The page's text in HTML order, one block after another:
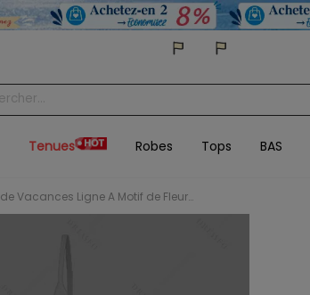
Tenues Robes Tops BAS
Mini Robe de Vacances Ligne A Motif de Fleur à Bretelle Fine à Col V